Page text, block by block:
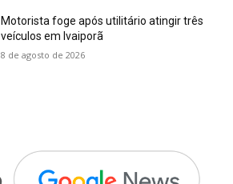
Motorista foge após utilitário atingir três
veículos em Ivaiporã
8 de agosto de 2026